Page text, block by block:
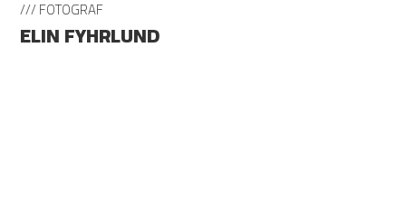
/// FOTOGRAF
ELIN FYHRLUND